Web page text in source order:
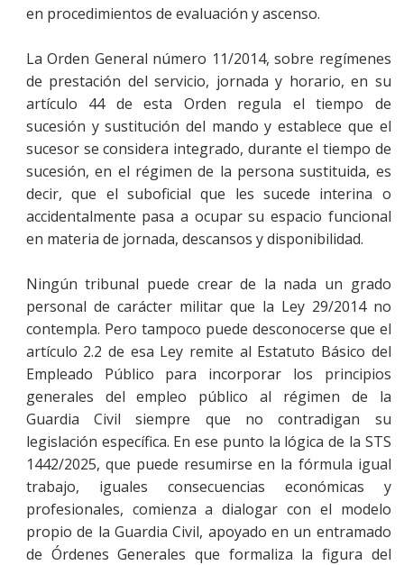
en procedimientos de evaluación y ascenso.
La Orden General número 11/2014, sobre regímenes
de prestación del servicio, jornada y horario, en su
artículo 44 de esta Orden regula el tiempo de
sucesión y sustitución del mando y establece que el
sucesor se considera integrado, durante el tiempo de
sucesión, en el régimen de la persona sustituida, es
decir, que el suboficial que les sucede interina o
accidentalmente pasa a ocupar su espacio funcional
en materia de jornada, descansos y disponibilidad.
Ningún tribunal puede crear de la nada un grado
personal de carácter militar que la Ley 29/2014 no
contempla. Pero tampoco puede desconocerse que el
artículo 2.2 de esa Ley remite al Estatuto Básico del
Empleado Público para incorporar los principios
generales del empleo público al régimen de la
Guardia Civil siempre que no contradigan su
legislación específica. En ese punto la lógica de la STS
1442/2025, que puede resumirse en la fórmula igual
trabajo, iguales consecuencias económicas y
profesionales, comienza a dialogar con el modelo
propio de la Guardia Civil, apoyado en un entramado
de Órdenes Generales que formaliza la figura del